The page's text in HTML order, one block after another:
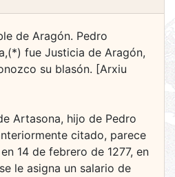
de Aragón. Pedro
fue Justicia de Aragón,
su blasón. [Arxiu
Artasona, hijo de Pedro
citado, parece
14 de febrero de 1277, en
le asigna un salario de